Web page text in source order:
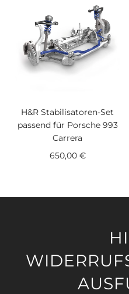
H&R Stabilisatoren-Set
passend für Porsche 993
Carrera
650,00 €